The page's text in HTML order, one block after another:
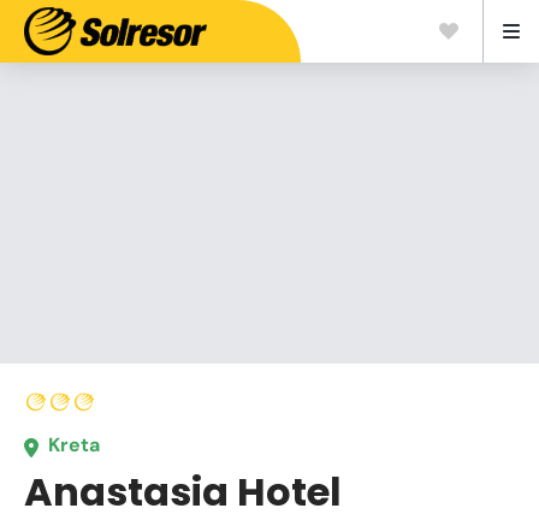
Kreta
Anastasia Hotel